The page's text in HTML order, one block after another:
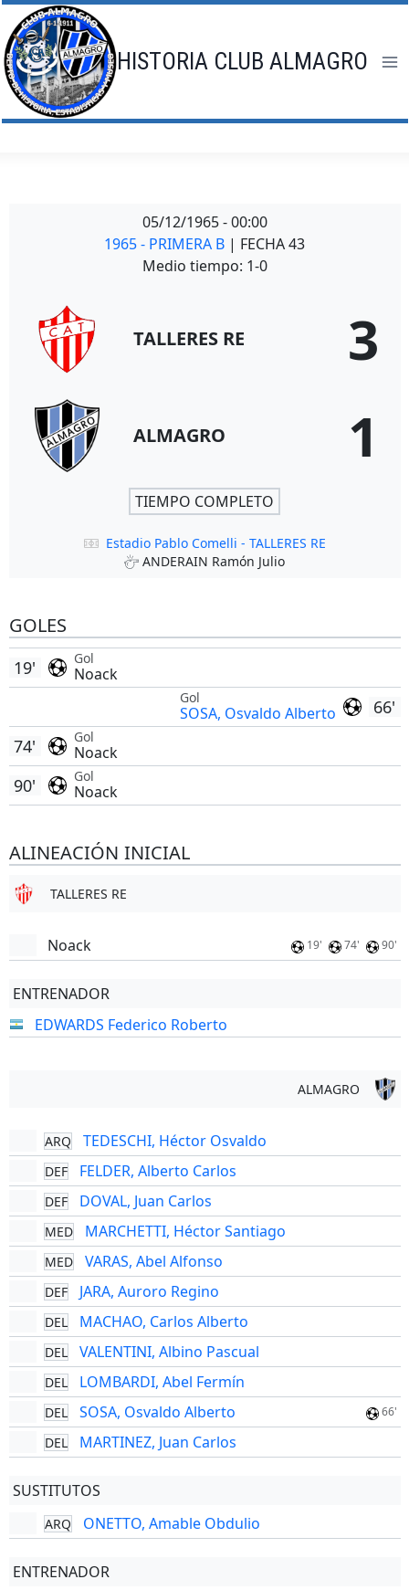
Saltar
al
contenido
HISTORIA CLUB ALMAGRO
05/12/1965 - 00:00
1965 - PRIMERA B | FECHA 43
Medio tiempo: 1-0
TALLERES RE 3
ALMAGRO 1
TIEMPO COMPLETO
Estadio Pablo Comelli - TALLERES RE
ANDERAIN Ramón Julio
GOLES
Gol
Noack
19'
66'
Gol
SOSA, Osvaldo Alberto
Gol
Noack
74'
Gol
Noack
90'
ALINEACIÓN INICIAL
TALLERES RE
Noack 19' 74' 90'
ENTRENADOR
EDWARDS Federico Roberto
ALMAGRO
ARQ TEDESCHI, Héctor Osvaldo
DEF FELDER, Alberto Carlos
DEF DOVAL, Juan Carlos
MED MARCHETTI, Héctor Santiago
MED VARAS, Abel Alfonso
DEF JARA, Auroro Regino
DEL MACHAO, Carlos Alberto
DEL VALENTINI, Albino Pascual
DEL LOMBARDI, Abel Fermín
DEL SOSA, Osvaldo Alberto 66'
DEL MARTINEZ, Juan Carlos
SUSTITUTOS
ARQ ONETTO, Amable Obdulio
ENTRENADOR